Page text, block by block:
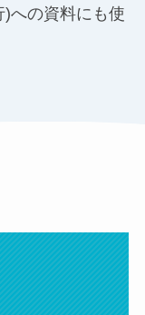
への資料にも使